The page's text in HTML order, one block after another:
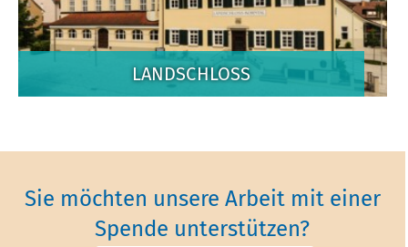
LANDSCHLOSS
Sie möchten unsere Arbeit mit einer
Spende unterstützen?